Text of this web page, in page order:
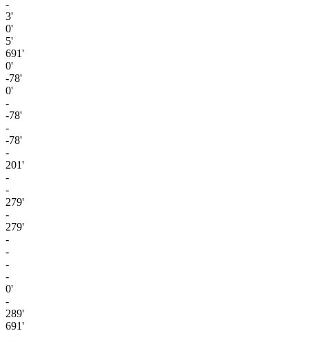
-
3'
0'
5'
691'
0'
-78'
0'
-
-78'
-
-78'
-
201'
-
-
279'
-
279'
-
-
-
-
0'
-
289'
691'